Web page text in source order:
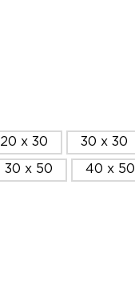
20 x 30 30 x 30
30 x 50 40 x 50